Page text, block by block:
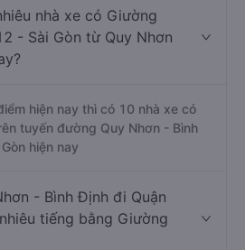
nhà xe có Giường
- Sài Gòn từ Quy Nhơn
hiện nay thì có 10 nhà xe có
tuyến đường Quy Nhơn - Bình
hiện nay
- Bình Định đi Quận
tiếng bằng Giường